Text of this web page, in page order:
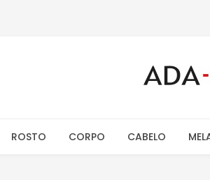
ROSTO CORPO CABELO